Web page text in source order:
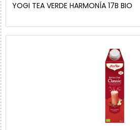
YOGI TEA VERDE HARMONÍA 17B BIO